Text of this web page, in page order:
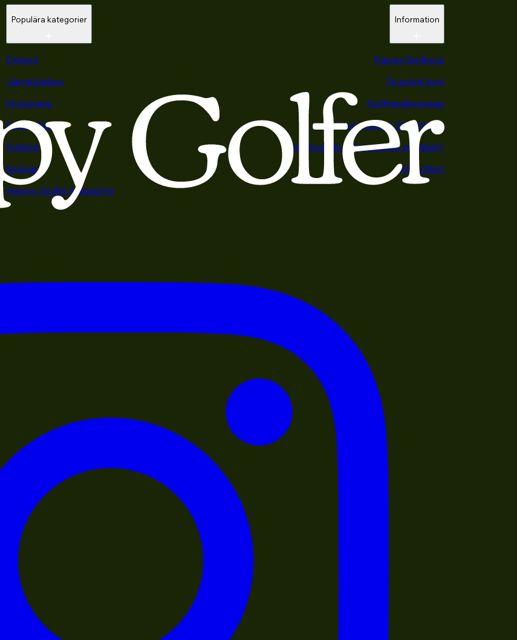
Populära kategorier
Drivers
Järnklubbor
Nybörjare
Golfbollar
Putters
Kepsar
Happy Golfer Magazine
Information
HappyGolfer.se
Ta grönt kort
Golfmedlemskap
Happy Golfer Stockholm
Behöver du returnera en produkt?
Köpvillkor